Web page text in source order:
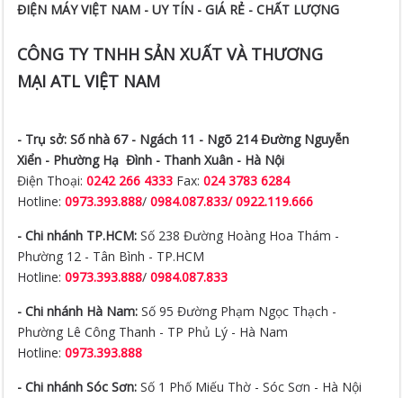
ĐIỆN MÁY VIỆT NAM - UY TÍN - GIÁ RẺ - CHẤT LƯỢNG
CÔNG TY TNHH SẢN XUẤT VÀ THƯƠNG
MẠI ATL VIỆT NAM
- Trụ sở: Số nhà 67 - Ngách 11 - Ngõ 214 Đường Nguyễn
Xiển - Phường Hạ Đình - Thanh Xuân - Hà Nội
Điện Thoại:0242 266 4333 Fax:024 3783 6284
Hotline:0973.393.888/0984.087.833/ 0922.119.666
- Chi nhánh TP.HCM: Số 238 Đường Hoàng Hoa Thám -
Phường 12 - Tân Bình - TP.HCM
Hotline:0973.393.888/0984.087.833
- Chi nhánh Hà Nam: Số 95 Đường Phạm Ngọc Thạch -
Phường Lê Công Thanh - TP Phủ Lý - Hà Nam
Hotline:0973.393.888
- Chi nhánh Sóc Sơn: Số 1 Phố Miếu Thờ - Sóc Sơn - Hà Nội